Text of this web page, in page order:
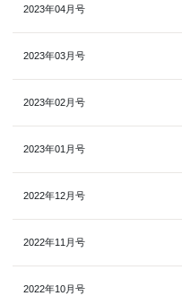
2023年04月号
2023年03月号
2023年02月号
2023年01月号
2022年12月号
2022年11月号
2022年10月号